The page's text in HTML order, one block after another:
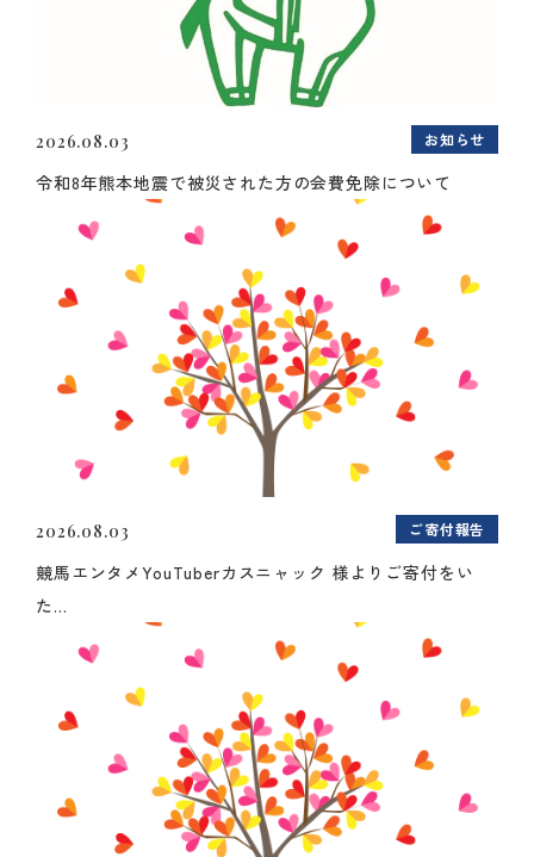
2026.08.03 お知らせ
令和8年熊本地震で被災された方の会費免除について
2026.08.03 ご寄付報告
競馬エンタメYouTuberカスニャック 様よりご寄付をい
た...